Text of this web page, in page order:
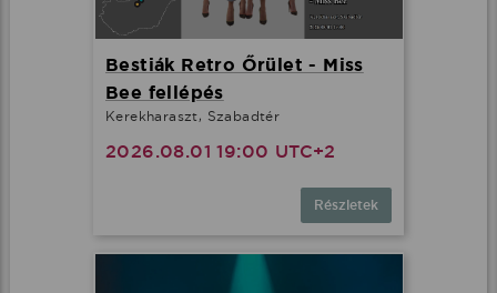
Bestiák Retro Őrület - Miss
Bee fellépés
Kerekharaszt, Szabadtér
2026.08.01 19:00 UTC+2
Részletek